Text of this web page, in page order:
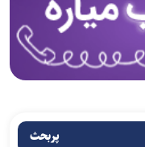
پربحث